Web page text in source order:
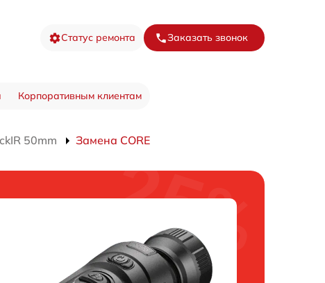
Статус ремонта Заказать звонок
Корпоративным клиентам
50mm Замена CORE